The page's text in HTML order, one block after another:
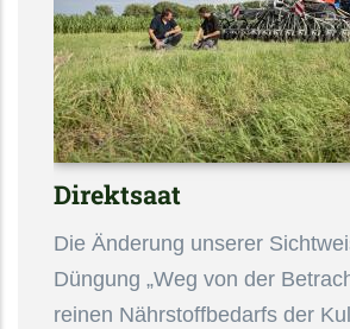
Direktsaat
Die Änderung unserer
Düngung „Weg von der
reinen Nährstoffbedarfs der